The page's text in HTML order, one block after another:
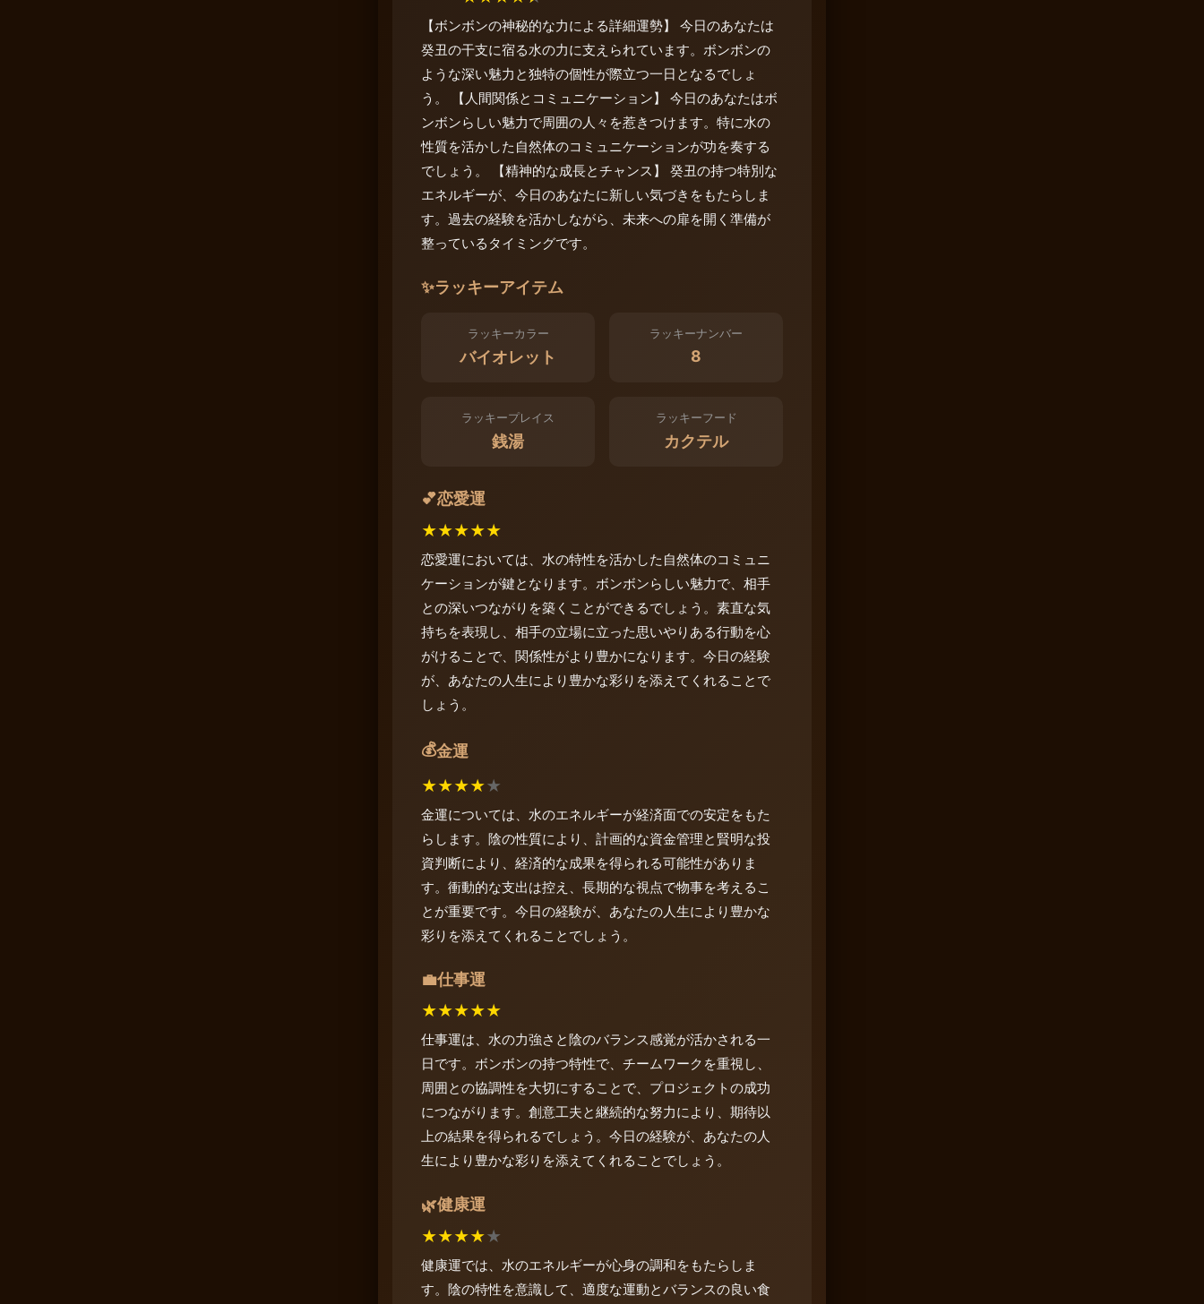
【ボンボンの神秘的な力による詳細運勢】 今日のあなたは
癸丑の干支に宿る水の力に支えられています。ボンボンの
ような深い魅力と独特の個性が際立つ一日となるでしょ
う。 【人間関係とコミュニケーション】 今日のあなたはボ
ンボンらしい魅力で周囲の人々を惹きつけます。特に水の
性質を活かした自然体のコミュニケーションが功を奏する
でしょう。 【精神的な成長とチャンス】 癸丑の持つ特別な
エネルギーが、今日のあなたに新しい気づきをもたらしま
す。過去の経験を活かしながら、未来への扉を開く準備が
整っているタイミングです。
✨ラッキーアイテム
ラッキーカラー
バイオレット
ラッキーナンバー
8
ラッキープレイス
銭湯
ラッキーフード
カクテル
💕恋愛運
★★★★★
恋愛運においては、水の特性を活かした自然体のコミュニ
ケーションが鍵となります。ボンボンらしい魅力で、相手
との深いつながりを築くことができるでしょう。素直な気
持ちを表現し、相手の立場に立った思いやりある行動を心
がけることで、関係性がより豊かになります。今日の経験
が、あなたの人生により豊かな彩りを添えてくれることで
しょう。
💰金運
★★★★★
金運については、水のエネルギーが経済面での安定をもた
らします。陰の性質により、計画的な資金管理と賢明な投
資判断により、経済的な成果を得られる可能性がありま
す。衝動的な支出は控え、長期的な視点で物事を考えるこ
とが重要です。今日の経験が、あなたの人生により豊かな
彩りを添えてくれることでしょう。
💼仕事運
★★★★★
仕事運は、水の力強さと陰のバランス感覚が活かされる一
日です。ボンボンの持つ特性で、チームワークを重視し、
周囲との協調性を大切にすることで、プロジェクトの成功
につながります。創意工夫と継続的な努力により、期待以
上の結果を得られるでしょう。今日の経験が、あなたの人
生により豊かな彩りを添えてくれることでしょう。
🌿健康運
★★★★★
健康運では、水のエネルギーが心身の調和をもたらしま
す。陰の特性を意識して、適度な運動とバランスの良い食